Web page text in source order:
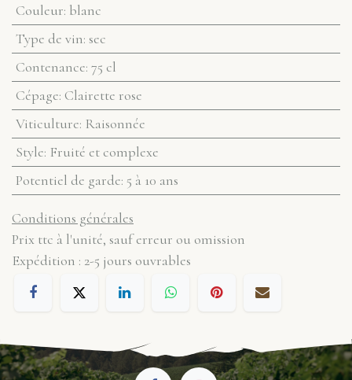
Couleur: blanc
Type de vin: sec
Contenance: 75 cl
Cépage: Clairette rose
Viticulture: Raisonnée
Style: Fruité et complexe
Potentiel de garde: 5 à 10 ans
Conditions générales
Prix ttc à l'unité, sauf erreur ou omission
Expédition : 2-5 jours ouvrables